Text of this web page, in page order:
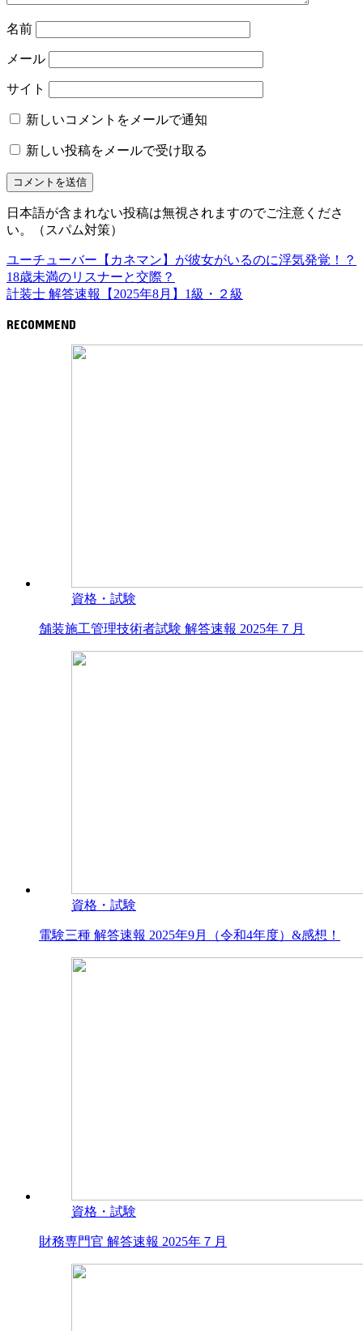
名前
メール
サイト
新しいコメントをメールで通知
新しい投稿をメールで受け取る
日本語が含まれない投稿は無視されますのでご注意くださ
い。（スパム対策）
ユーチューバー【カネマン】が彼女がいるのに浮気発覚！？
18歳未満のリスナーと交際？
計装士 解答速報【2025年8月】1級・２級
RECOMMEND
資格・試験
舗装施工管理技術者試験 解答速報 2025年７月
資格・試験
電験三種 解答速報 2025年9月（令和4年度）&感想！
資格・試験
財務専門官 解答速報 2025年７月